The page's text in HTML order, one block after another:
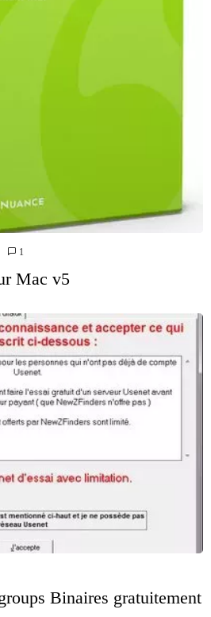
1
Mac v5
Binaires gratuitement